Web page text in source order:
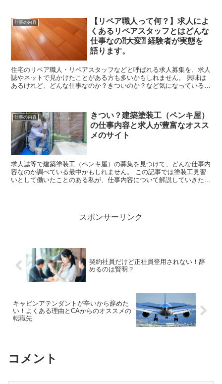
仕事の内容
【リペア職人って何？】求人によ
くあるリペアスタッフとはどんな
仕事なの⁈大変⁈ 経験者が実態を
語ります。
住宅のリペア職人・リペアスタッフなどと呼ばれる求人募集を、求人
誌やネットで見かけたことがある方も多いかもしれません。 興味は
あるけれど、どんな仕事なのか？きついのか？など気になっている方
仕事の内容
きつい？建築塗装工（ペンキ屋）
の仕事内容と求人が豊富なオスス
メのサイト
求人誌等で建築塗装工（ペンキ屋）の募集を見つけて、どんな仕事内
容なのか調べている最中かもしれません。 この記事では塗装工見習
いとして働いたことのある私が、仕事内容について解説していきたい
スポンサーリンク
契約社員だけど正社員登用されない！辞
めるのは賢明？
キャビンアテンダントが辛いから辞めた
い！よくある理由とCAからのオススメの
転職先
コメント